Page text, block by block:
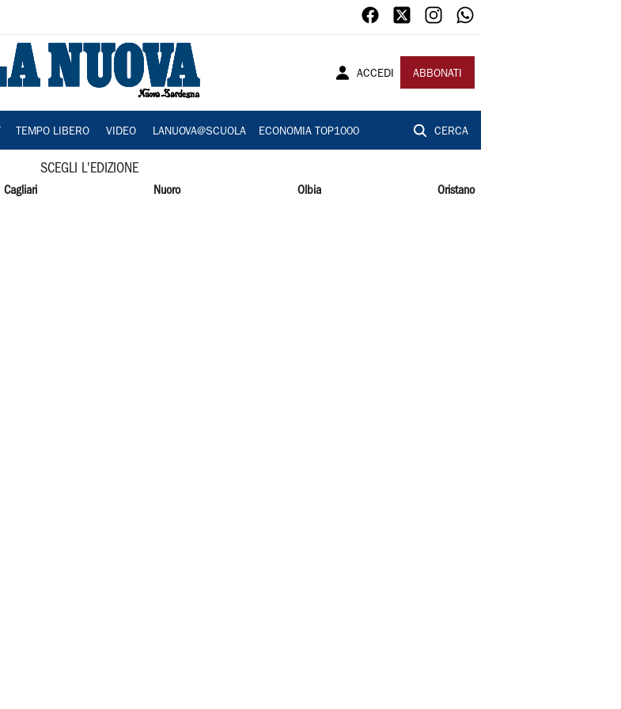
ACCEDI ABBONATI
TEMPO LIBERO VIDEO LANUOVA@SCUOLA ECONOMIA TOP1000 CERCA
SCEGLI L'EDIZIONE
Cagliari Nuoro Olbia Oristano